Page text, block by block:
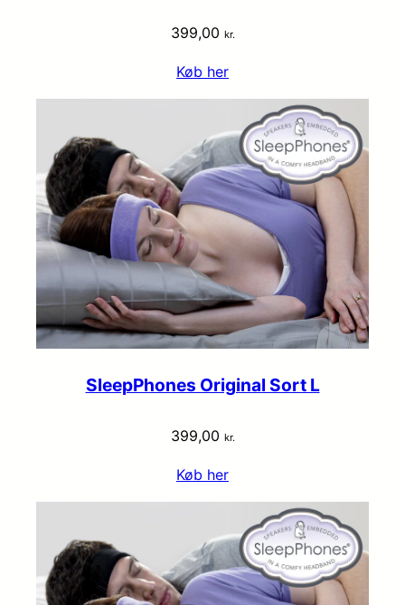
399,00 kr.
Køb her
SleepPhones Original Sort L
399,00 kr.
Køb her